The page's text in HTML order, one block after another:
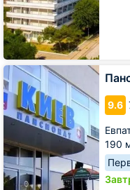
9.6
190
Пансионат
Киев